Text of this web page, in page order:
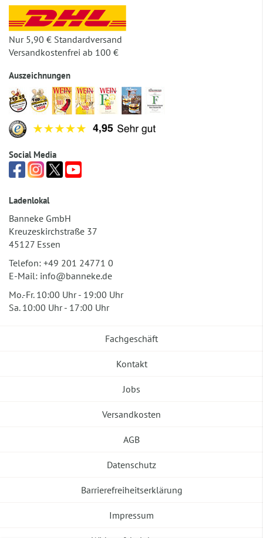
Nur 5,90 € Standardversand
Versandkostenfrei ab 100 €
Auszeichnungen
Social Media
Ladenlokal
Banneke GmbH
Kreuzeskirchstraße 37
45127 Essen
Telefon: +49 201 24771 0
E-Mail: info@banneke.de
Mo.-Fr. 10:00 Uhr - 19:00 Uhr
Sa. 10:00 Uhr - 17:00 Uhr
Fachgeschäft
Kontakt
Jobs
Versandkosten
AGB
Datenschutz
Barrierefreiheitserklärung
Impressum